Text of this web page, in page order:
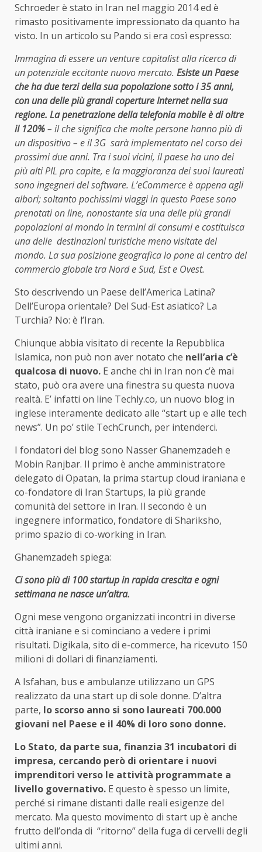
Schroeder è stato in Iran nel maggio 2014 ed è
rimasto positivamente impressionato da quanto ha
visto. In un articolo su Pando si era così espresso:
Immagina di essere un venture capitalist alla ricerca di
un potenziale eccitante nuovo mercato. Esiste un Paese
che ha due terzi della sua popolazione sotto i 35 anni,
con una delle più grandi coperture Internet nella sua
regione. La penetrazione della telefonia mobile è di oltre
il 120%– il che significa che molte persone hanno più di
un dispositivo – e il 3G sarà implementato nel corso dei
prossimi due anni. Tra i suoi vicini, il paese ha uno dei
più alti PIL pro capite, e la maggioranza dei suoi laureati
sono ingegneri del software. L’eCommerce è appena agli
albori; soltanto pochissimi viaggi in questo Paese sono
prenotati on line, nonostante sia una delle più grandi
popolazioni al mondo in termini di consumi e costituisca
una delle destinazioni turistiche meno visitate del
mondo. La sua posizione geografica lo pone al centro del
commercio globale tra Nord e Sud, Est e Ovest.
Sto descrivendo un Paese dell’America Latina?
Dell’Europa orientale? Del Sud-Est asiatico? La
Turchia? No: è l’Iran.
Chiunque abbia visitato di recente la Repubblica
Islamica, non può non aver notato che nell’aria c’è
qualcosa di nuovo. E anche chi in Iran non c’è mai
stato, può ora avere una finestra su questa nuova
realtà. E’ infatti on line Techly.co, un nuovo blog in
inglese interamente dedicato alle “start up e alle tech
news”. Un po’ stile TechCrunch, per intenderci.
I fondatori del blog sono Nasser Ghanemzadeh e
Mobin Ranjbar. Il primo è anche amministratore
delegato di Opatan, la prima startup cloud iraniana e
co-fondatore di Iran Startups, la più grande
comunità del settore in Iran. Il secondo è un
ingegnere informatico, fondatore di Shariksho,
primo spazio di co-working in Iran.
Ghanemzadeh spiega:
Ci sono più di 100 startup in rapida crescita e ogni
settimana ne nasce un’altra.
Ogni mese vengono organizzati incontri in diverse
città iraniane e si cominciano a vedere i primi
risultati. Digikala, sito di e-commerce, ha ricevuto 150
milioni di dollari di finanziamenti.
A Isfahan, bus e ambulanze utilizzano un GPS
realizzato da una start up di sole donne. D’altra
parte, lo scorso anno si sono laureati 700.000
giovani nel Paese e il 40% di loro sono donne.
Lo Stato, da parte sua, finanzia 31 incubatori di
impresa, cercando però di orientare i nuovi
imprenditori verso le attività programmate a
livello governativo. E questo è spesso un limite,
perché si rimane distanti dalle reali esigenze del
mercato. Ma questo movimento di start up è anche
frutto dell’onda di “ritorno” della fuga di cervelli degli
ultimi anni.